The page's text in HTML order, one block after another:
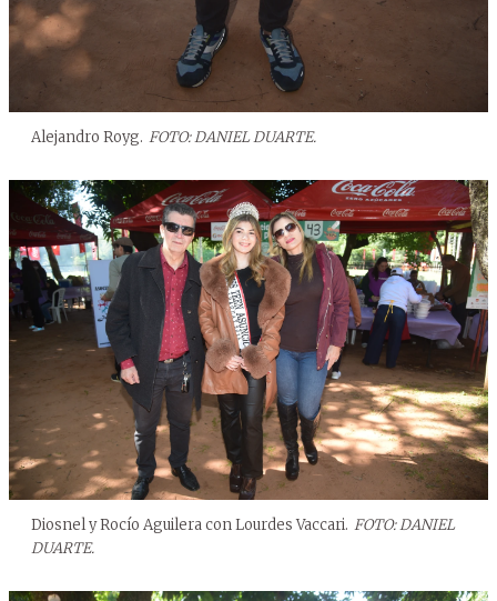
Alejandro Royg. FOTO: DANIEL DUARTE.
Diosnel y Rocío Aguilera con Lourdes Vaccari. FOTO: DANIEL
DUARTE.